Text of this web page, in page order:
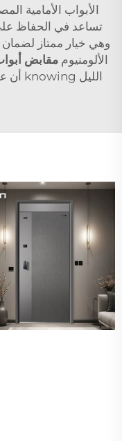
الأبواب الأمامية
تساعد في الحفاظ
الألومنيوممقابض
الليل knowing أن عائلتك وممتلكاتك آمنة وراء باب قوي.